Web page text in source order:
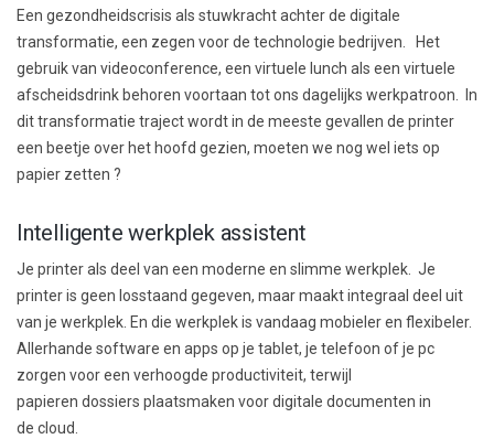
Een gezondheidscrisis als stuwkracht achter de digitale
transformatie, een zegen voor de technologie bedrijven. Het
gebruik van videoconference, een virtuele lunch als een virtuele
afscheidsdrink behoren voortaan tot ons dagelijks werkpatroon. In
dit transformatie traject wordt in de meeste gevallen de printer
een beetje over het hoofd gezien, moeten we nog wel iets op
papier zetten ?
Intelligente werkplek assistent
Je printer als deel van een moderne en slimme werkplek. Je
printer is geen losstaand gegeven, maar maakt integraal deel uit
van je werkplek . En die werkplek is vandaag mobieler en flexibeler.
Allerhande software en apps op je tablet, je telefoon of je pc
zorgen voor een verhoogde productiviteit, terwijl
papieren dossiers plaatsmaken voor digitale documenten in
de cloud